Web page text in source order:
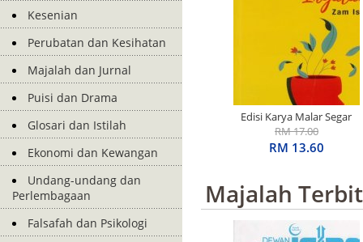
Kesenian
Perubatan dan Kesihatan
Majalah dan Jurnal
Puisi dan Drama
Glosari dan Istilah
Ekonomi dan Kewangan
Undang-undang dan
Perlembagaan
Falsafah dan Psikologi
Edisi Karya Malar Segar
Penerima S.E.A. Write
Award: Basah Dalam
RM 17.00
RM 13.60
Majalah